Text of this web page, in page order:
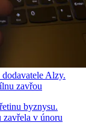
Alzy.
zavřou
byznysu.
v únoru